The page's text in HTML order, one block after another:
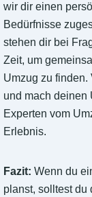
wir dir einen
Bedürfnisse
stehen dir bei
Zeit, um
Umzug zu finden.
und mach deinen
Experten vom
Erlebnis.
Fazit: Wenn du
planst, solltest du